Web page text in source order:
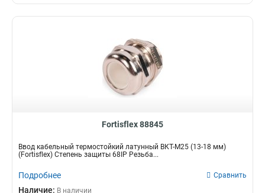
Fortisflex 88845
Ввод кабельный термостойкий латунный ВКТ-М25 (13-18 мм)
(Fortisflex) Степень защиты 68IP Резьба...
Подробнее Сравнить
Наличие: В наличии